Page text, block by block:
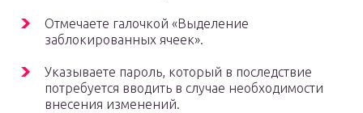
Отмечаете галочкой «Выделение
заблокированных ячеек».
Указываете пароль, который в последствие
потребуется вводить в случае необходимости
внесения изменений.